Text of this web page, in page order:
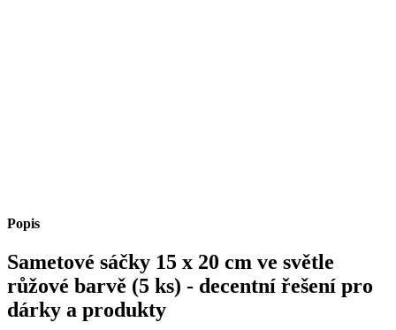
Popis
Sametové sáčky 15 x 20 cm ve světle
růžové barvě (5 ks) - decentní řešení pro
dárky a produkty